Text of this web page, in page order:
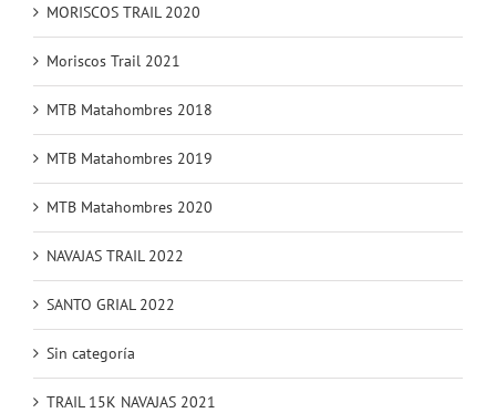
MORISCOS TRAIL 2020
Moriscos Trail 2021
MTB Matahombres 2018
MTB Matahombres 2019
MTB Matahombres 2020
NAVAJAS TRAIL 2022
SANTO GRIAL 2022
Sin categoría
TRAIL 15K NAVAJAS 2021